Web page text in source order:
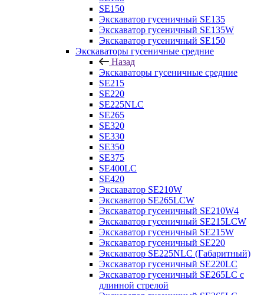
SE150
Экскаватор гусеничный SE135
Экскаватор гусеничный SE135W
Экскаватор гусеничный SE150
Экскаваторы гусеничные средние
Назад
Экскаваторы гусеничные средние
SE215
SE220
SE225NLC
SE265
SE320
SE330
SE350
SE375
SE400LC
SE420
Экскаватор SE210W
Экскаватор SE265LCW
Экскаватор гусеничный SE210W4
Экскаватор гусеничный SE215LCW
Экскаватор гусеничный SE215W
Экскаватор гусеничный SE220
Экскаватор SE225NLC (Габаритный)
Экскаватор гусеничный SE220LC
Экскаватор гусеничный SE265LC с
длинной стрелой